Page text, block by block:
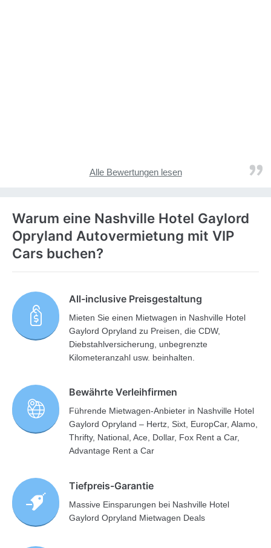
Alle Bewertungen lesen
Warum eine Nashville Hotel Gaylord
Opryland Autovermietung mit VIP
Cars buchen?
All-inclusive Preisgestaltung
Mieten Sie einen Mietwagen in Nashville Hotel
Gaylord Opryland zu Preisen, die CDW,
Diebstahlversicherung, unbegrenzte
Kilometeranzahl usw. beinhalten.
Bewährte Verleihfirmen
Führende Mietwagen-Anbieter in Nashville Hotel
Gaylord Opryland – Hertz, Sixt, EuropCar, Alamo,
Thrifty, National, Ace, Dollar, Fox Rent a Car,
Advantage Rent a Car
Tiefpreis-Garantie
Massive Einsparungen bei Nashville Hotel
Gaylord Opryland Mietwagen Deals